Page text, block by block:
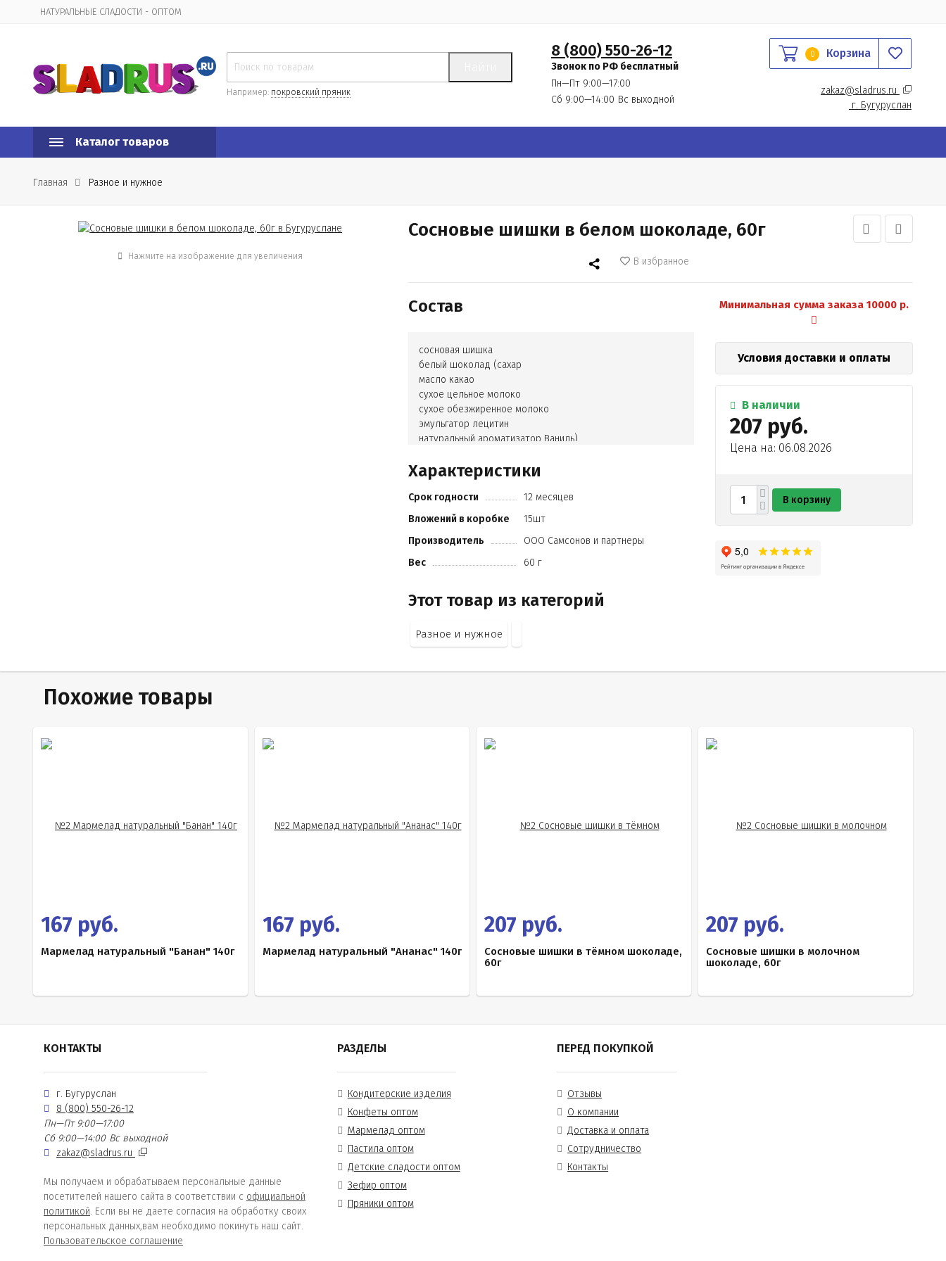
НАТУРАЛЬНЫЕ СЛАДОСТИ - ОПТОМ
Например: покровский пряник
8 (800) 550-26-12
Звонок по РФ бесплатный
Пн—Пт 9:00—17:00
Сб 9:00—14:00 Вс выходной
0 Корзина
zakaz@sladrus.ru
г. Бугуруслан
Каталог товаров
Главная Разное и нужное
Нажмите на изображение для увеличения
Сосновые шишки в белом шоколаде, 60г
В избранное
Состав
сосновая шишка
белый шоколад (сахар
масло какао
сухое цельное молоко
сухое обезжиренное молоко
эмульгатор лецитин
натуральный ароматизатор Ваниль)
глянцеватель (вода
сироп глюкозы
гуммиарабик
полисахариды
растительное масло)
Характеристики
Срок годности
12 месяцев
Вложений в коробке
15шт
Производитель
ООО Самсонов и партнеры
Вес
60 г
Этот товар из категорий
Разное и нужное
Минимальная сумма заказа 10000 р.
Условия доставки и оплаты
В наличии
207 руб.
Цена на: 06.08.2026
В корзину
Похожие товары
167 руб.
Мармелад натуральный "Банан" 140г
167 руб.
Мармелад натуральный "Ананас" 140г
207 руб.
Сосновые шишки в тёмном шоколаде,
60г
207 руб.
Сосновые шишки в молочном
шоколаде, 60г
КОНТАКТЫ
г. Бугуруслан
8 (800) 550-26-12
Пн—Пт 9:00—17:00
Сб 9:00—14:00 Вс выходной
zakaz@sladrus.ru
Мы получаем и обрабатываем персональные данные
посетителей нашего сайта в соответствии с официальной
политикой. Если вы не даете согласия на обработку своих
персональных данных,вам необходимо покинуть наш сайт.
Пользовательское соглашение
РАЗДЕЛЫ
Кондитерские изделия
Конфеты оптом
Мармелад оптом
Пастила оптом
Детские сладости оптом
Зефир оптом
Пряники оптом
ПЕРЕД ПОКУПКОЙ
Отзывы
О компании
Доставка и оплата
Сотрудничество
Контакты